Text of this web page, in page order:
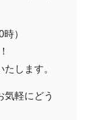
）
します。
気軽にどう